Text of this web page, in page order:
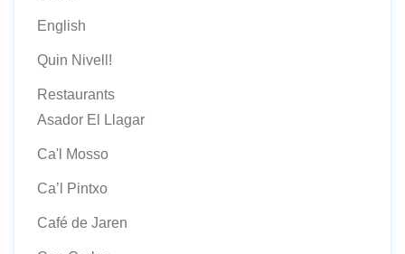
English
Quin Nivell!
Restaurants
Asador El Llagar
Ca'l Mosso
Ca’l Pintxo
Café de Jaren